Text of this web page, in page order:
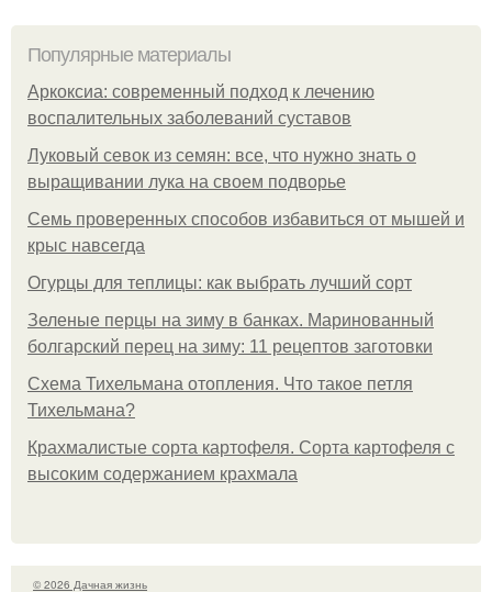
Популярные материалы
Аркоксиа: современный подход к лечению
воспалительных заболеваний суставов
Луковый севок из семян: все, что нужно знать о
выращивании лука на своем подворье
Семь проверенных способов избавиться от мышей и
крыс навсегда
Огурцы для теплицы: как выбрать лучший сорт
Зеленые перцы на зиму в банках. Маринованный
болгарский перец на зиму: 11 рецептов заготовки
Схема Тихельмана отопления. Что такое петля
Тихельмана?
Крахмалистые сорта картофеля. Сорта картофеля с
высоким содержанием крахмала
© 2026 Дачная жизнь